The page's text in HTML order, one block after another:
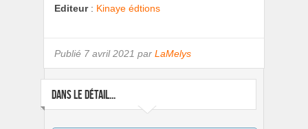
Editeur: Kinaye édtions
Publié 7 avril 2021 par LaMelys
DANS LE DÉTAIL...